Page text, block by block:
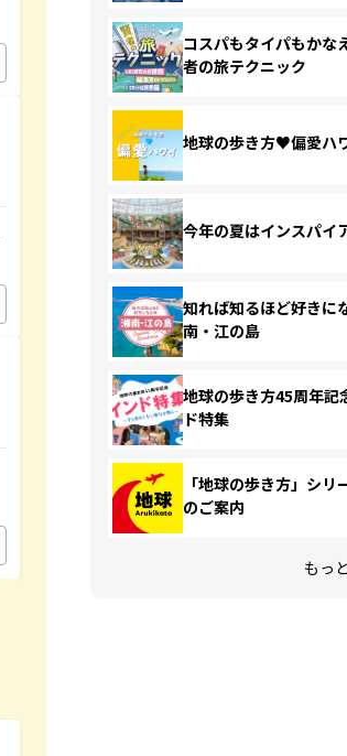
コスパもタイパもかな
者の旅テクニック
地球の歩き方♥偏愛ハ
今年の夏はインスパイ
知れば知るほど好きに
南・江の島
地球の歩き方45周年記
ド特集
「地球の歩き方」シリ
のご案内
もっ